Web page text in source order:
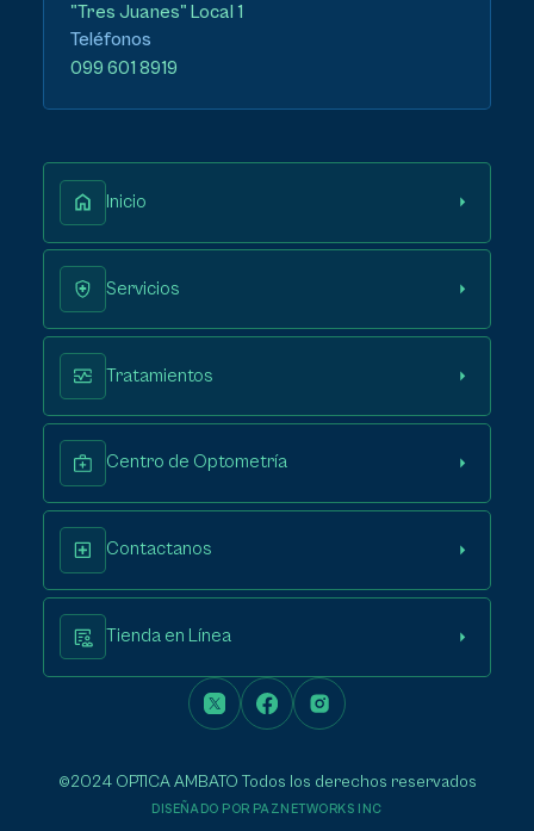
"Tres Juanes" Local 1
Teléfonos
099 601 8919
Inicio
Servicios
Tratamientos
Centro de Optometría
Contactanos
Tienda en Línea
©2024 OPTICA AMBATO Todos los derechos reservados
DISEÑADO POR PAZNETWORKS INC